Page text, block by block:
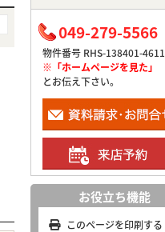
049-279-5566
物件番号 RHS-138401-4611
※「ホームページを見た」
とお伝え下さい。
お役立ち機能
このページを印刷する